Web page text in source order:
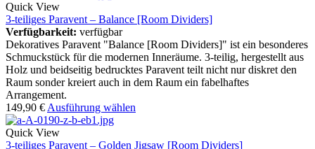
Quick View
3-teiliges Paravent – Balance [Room Dividers]
Verfügbarkeit: verfügbar
Dekoratives Paravent "Balance [Room Dividers]" ist ein besonderes
Schmuckstück für die modernen Inneräume. 3-teilig, hergestellt aus
Holz und beidseitig bedrucktes Paravent teilt nicht nur diskret den
Raum sonder kreiert auch in dem Raum ein fabelhaftes
Arrangement.
149,90 € Ausführung wählen
Quick View
3-teiliges Paravent – Golden Jigsaw [Room Dividers]